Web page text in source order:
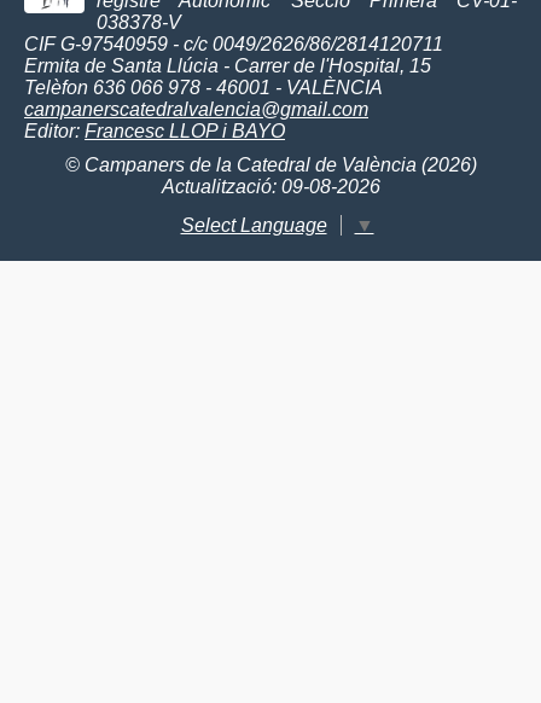
038378-V
CIF G-97540959 - c/c 0049/2626/86/2814120711
Ermita de Santa Llúcia - Carrer de l'Hospital, 15
Telèfon 636 066 978 - 46001 - VALÈNCIA
campanerscatedralvalencia@gmail.com
Editor: Francesc LLOP i BAYO
© Campaners de la Catedral de València (2026)
Actualització: 09-08-2026
Select Language
▼